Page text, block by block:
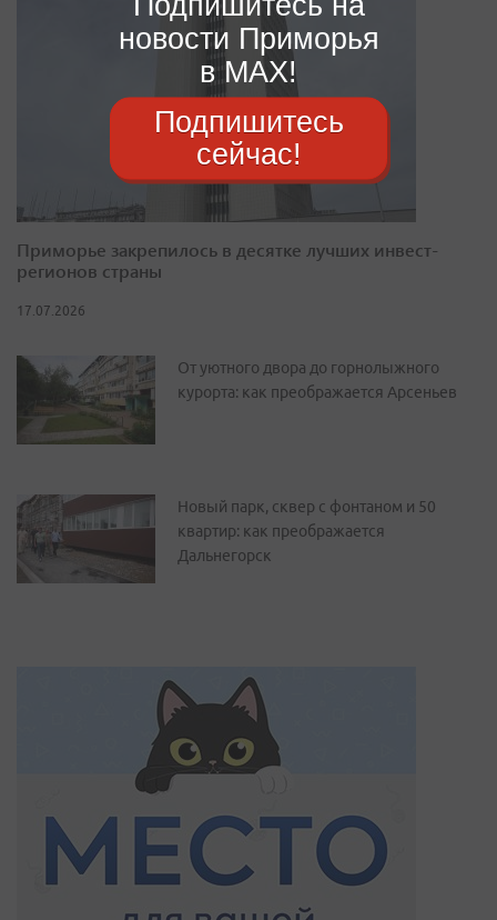
Приморье закрепилось в десятке лучших инвест-
регионов страны
17.07.2026
От уютного двора до горнолыжного
курорта: как преображается Арсеньев
Новый парк, сквер с фонтаном и 50
квартир: как преображается
Дальнегорск
новости Приморья
в MAX!
Подпишитесь
сейчас!